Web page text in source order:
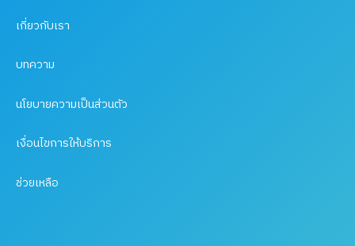
เกี่ยวกับเรา
บทความ
นโยบายความเป็นส่วนตัว
เงื่อนไขการให้บริการ
ช่วยเหลือ